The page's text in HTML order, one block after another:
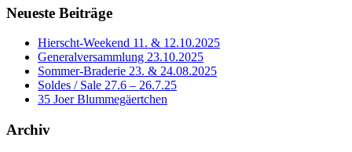
Neueste Beiträge
Hierscht-Weekend 11. & 12.10.2025
Generalversammlung 23.10.2025
Sommer-Braderie 23. & 24.08.2025
Soldes / Sale 27.6 – 26.7.25
35 Joer Blummegäertchen
Archiv